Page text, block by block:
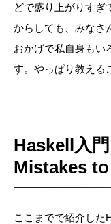
どで盛り上がりすぎ
からしても、みなさ
おかげで私自身もい
す。やっぱり教える
Haskell入
Mistakes
ここまでで紹介した